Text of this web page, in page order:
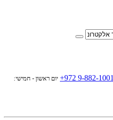
+972 9-882-1001 יום ראשון - חמישי: